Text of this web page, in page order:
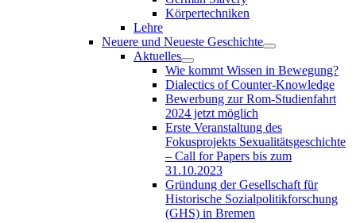
Körpertechniken
Lehre
Neuere und Neueste Geschichte
Aktuelles
Wie kommt Wissen in Bewegung?
Dialectics of Counter-Knowledge
Bewerbung zur Rom-Studienfahrt
2024 jetzt möglich
Erste Veranstaltung des
Fokusprojekts Sexualitätsgeschichte
– Call for Papers bis zum
31.10.2023
Gründung der Gesellschaft für
Historische Sozialpolitikforschung
(GHS) in Bremen